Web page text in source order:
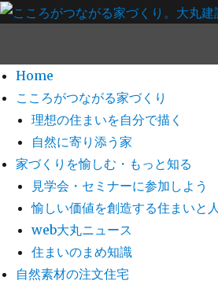
Home
こころがつながる家づくり
理想の住まいを自分で描く
自然に寄り添う家
家づくりを愉しむ・もっと知る
見学会・セミナーに参加しよう
愉しい価値を創造する住まいと人
web大丸ニュース
住まいのまめ知識
自然素材の注文住宅